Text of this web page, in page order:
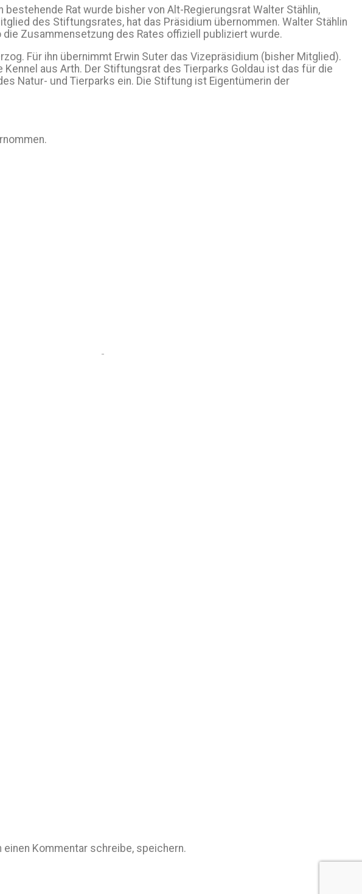
Rat wurde bisher von Alt-Regierungsrat Walter Stählin,
des Stiftungsrates, hat das Präsidium übernommen. Walter Stählin
Zusammensetzung des Rates offiziell publiziert wurde.
Für ihn übernimmt Erwin Suter das Vizepräsidium (bisher Mitglied).
aus Arth. Der Stiftungsrat des Tierparks Goldau ist das für die
Natur- und Tierparks ein. Die Stiftung ist Eigentümerin der
Kommentar schreibe, speichern.